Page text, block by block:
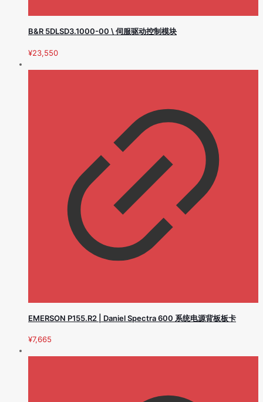
B&R 5DLSD3.1000-00 \ 伺服驱动控制模块
¥23,550
EMERSON P155.R2 | Daniel Spectra 600 系统电源背板板卡
¥7,665